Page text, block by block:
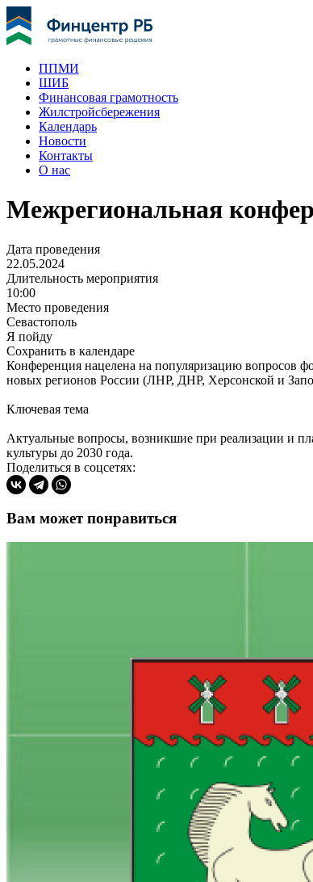
ППМИ
ШИБ
Финансовая грамотность
Жилстройсбережения
Календарь
Новости
Контакты
О нас
Межрегиональная
Дата проведения
22.05.2024
Длительность мероприятия
10:00
Место проведения
Севастополь
Я пойду
Сохранить в календаре
Конференция нацелена на популяризацию вопросов
новых регионов России (ЛНР, ДНР, Херсонской и
Ключевая тема
Актуальные вопросы, возникшие при реализации и
культуры до 2030 года.
Поделиться в соцсетях:
Вам может понравиться